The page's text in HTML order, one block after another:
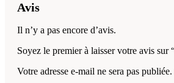
Avis
Il n’y a pas encore d’avis.
Soyez le premier à laisser votre avis sur
Votre adresse e-mail ne sera pas publiée.